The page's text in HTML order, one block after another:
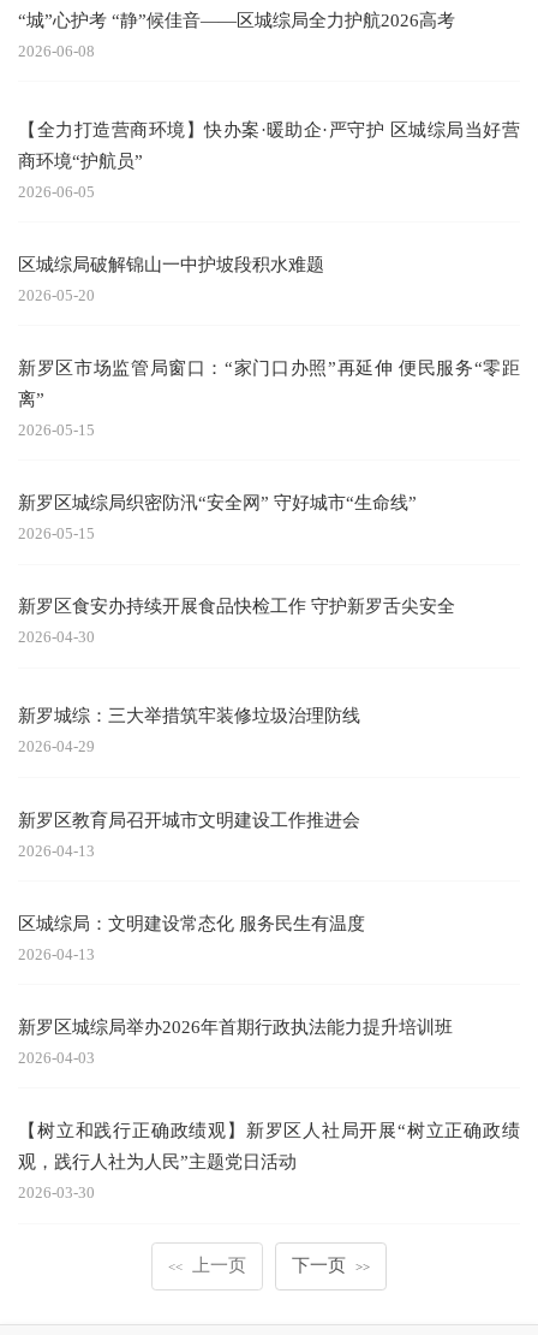
“城”心护考 “静”候佳音——区城综局全力护航2026高考
2026-06-08
【全力打造营商环境】快办案·暖助企·严守护 区城综局当好营
商环境“护航员”
2026-06-05
区城综局破解锦山一中护坡段积水难题
2026-05-20
新罗区市场监管局窗口：“家门口办照”再延伸 便民服务“零距
离”
2026-05-15
新罗区城综局织密防汛“安全网” 守好城市“生命线”
2026-05-15
新罗区食安办持续开展食品快检工作 守护新罗舌尖安全
2026-04-30
新罗城综：三大举措筑牢装修垃圾治理防线
2026-04-29
新罗区教育局召开城市文明建设工作推进会
2026-04-13
区城综局：文明建设常态化 服务民生有温度
2026-04-13
新罗区城综局举办2026年首期行政执法能力提升培训班
2026-04-03
【树立和践行正确政绩观】新罗区人社局开展“树立正确政绩
观，践行人社为人民”主题党日活动
2026-03-30
<< 上一页 下一页 >>